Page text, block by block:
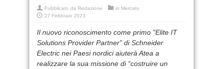
Pubblicato da Redazione in Mercato
27 Febbraio 2023
Il nuovo riconoscimento come primo “Elite IT
Solutions Provider Partner” di Schneider
Electric nei Paesi nordici aiuterà Atea a
realizzare la sua missione di “costruire un